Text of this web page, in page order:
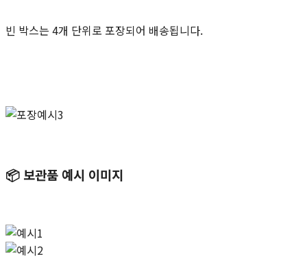
빈 박스는 4개 단위로 포장되어 배송됩니다.
📦 보관품 예시 이미지